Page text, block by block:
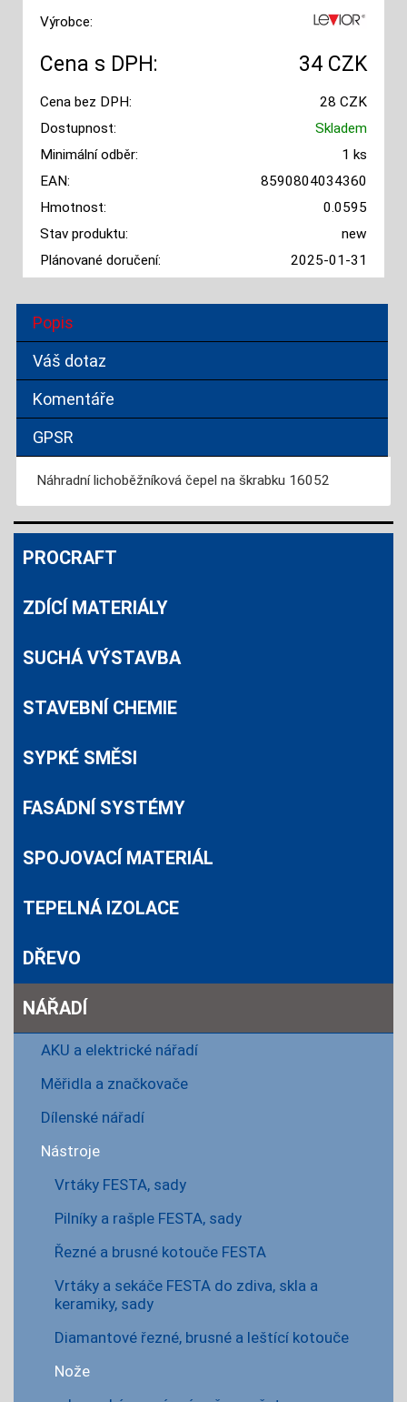
Výrobce:
Cena s DPH: 34 CZK
Cena bez DPH:
28 CZK
Dostupnost:
Skladem
Minimální odběr:
1 ks
EAN:
8590804034360
Hmotnost:
0.0595
Stav produktu:
new
Plánované doručení:
2025-01-31
Popis
Váš dotaz
Komentáře
GPSR
Náhradní lichoběžníková čepel na škrabku 16052
PROCRAFT
ZDÍCÍ MATERIÁLY
SUCHÁ VÝSTAVBA
STAVEBNÍ CHEMIE
SYPKÉ SMĚSI
FASÁDNÍ SYSTÉMY
SPOJOVACÍ MATERIÁL
TEPELNÁ IZOLACE
DŘEVO
NÁŘADÍ
AKU a elektrické nářadí
Měřidla a značkovače
Dílenské nářadí
Nástroje
Vrtáky FESTA, sady
Pilníky a rašple FESTA, sady
Řezné a brusné kotouče FESTA
Vrtáky a sekáče FESTA do zdiva, skla a
keramiky, sady
Diamantové řezné, brusné a leštící kotouče
Nože